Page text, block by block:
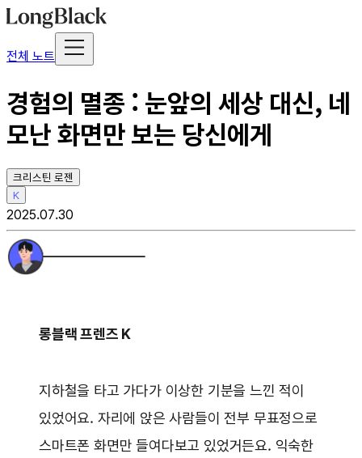
전체 노트
경험의 멸종 : 눈앞의 세상 대신, 네
모난 화면만 보는 당신에게
크리스틴 로젠
K
2025.07.30
롱블랙 프렌즈 K
지하철을 타고 가다가 이상한 기분을 느낀 적이
있었어요. 자리에 앉은 사람들이 전부 무표정으로
스마트폰 화면만 들여다보고 있었거든요. 익숙한